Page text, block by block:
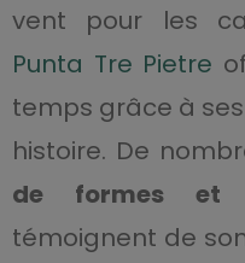
vent pour les
Punta Tre Pietre
temps grâce à
histoire. De
de formes et
témoignent de